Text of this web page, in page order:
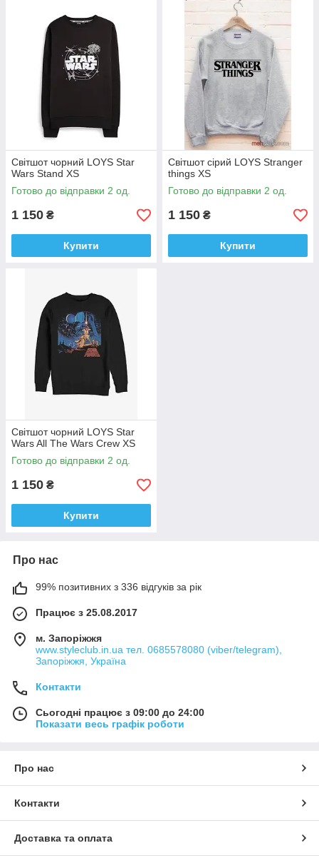
Світшот чорний LOYS Star
Wars Stand XS
Готово до відправки 2 од.
1 150 ₴
Купити
Світшот сірий LOYS Stranger
things XS
Готово до відправки 2 од.
1 150 ₴
Купити
Світшот чорний LOYS Star
Wars All The Wars Crew XS
Готово до відправки 2 од.
1 150 ₴
Купити
Про нас
99% позитивних з 336 відгуків за рік
Працює з 25.08.2017
м. Запоріжжя
www.styleclub.in.ua тел. 0685578080 (viber/telegram),
Запоріжжя, Україна
Контакти
Сьогодні працює з 09:00 до 24:00
Показати весь графік роботи
Про нас
Контакти
Доставка та оплата